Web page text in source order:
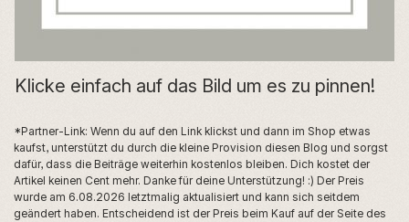
Klicke einfach auf das Bild um es zu pinnen!
*Partner-Link: Wenn du auf den Link klickst und dann im Shop etwas
kaufst, unterstützt du durch die kleine Provision diesen Blog und sorgst
dafür, dass die Beiträge weiterhin kostenlos bleiben. Dich kostet der
Artikel keinen Cent mehr. Danke für deine Unterstützung! :) Der Preis
wurde am 6.08.2026 letztmalig aktualisiert und kann sich seitdem
geändert haben. Entscheidend ist der Preis beim Kauf auf der Seite des